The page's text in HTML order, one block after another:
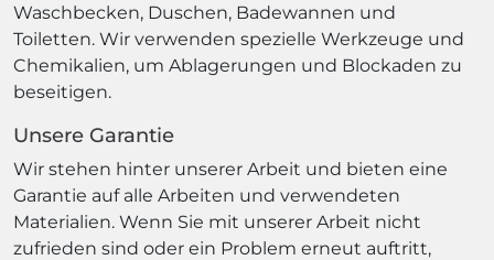
Waschbecken, Duschen, Badewannen und
Toiletten. Wir verwenden spezielle Werkzeuge und
Chemikalien, um Ablagerungen und Blockaden zu
beseitigen.
Unsere Garantie
Wir stehen hinter unserer Arbeit und bieten eine
Garantie auf alle Arbeiten und verwendeten
Materialien. Wenn Sie mit unserer Arbeit nicht
zufrieden sind oder ein Problem erneut auftritt,